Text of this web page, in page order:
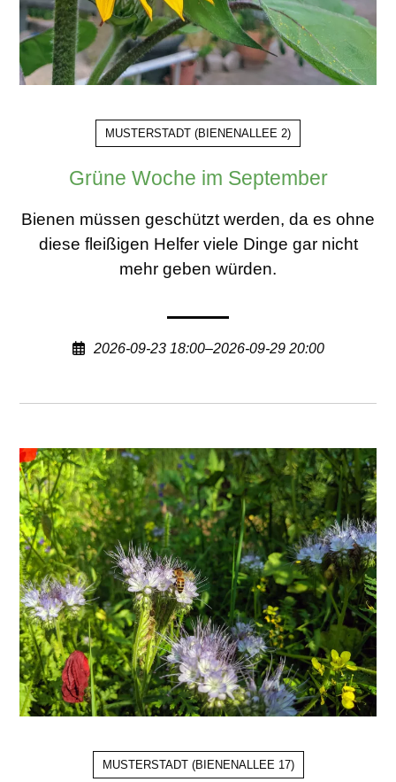
MUSTERSTADT (BIENENALLEE 2)
Grüne Woche im September
Bienen müssen geschützt werden, da es ohne
diese fleißigen Helfer viele Dinge gar nicht
mehr geben würden.
2026-09-23 18:00–2026-09-29 20:00
MUSTERSTADT(BIENENALLEE 17)